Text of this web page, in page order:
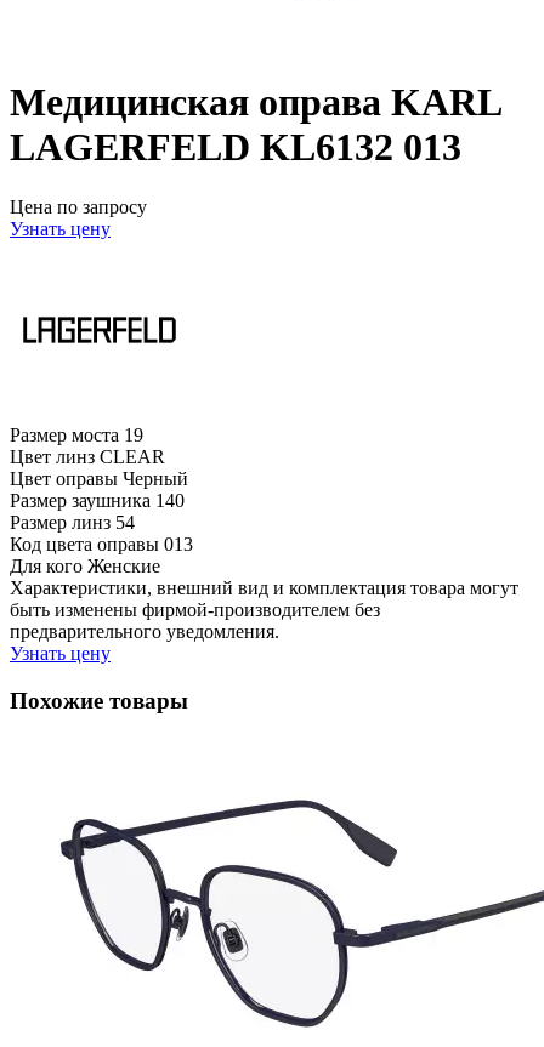
Медицинская оправа KARL
LAGERFELD KL6132 013
Цена по запросу
Узнать цену
Размер моста 19
Цвет линз CLEAR
Цвет оправы Черный
Размер заушника 140
Размер линз 54
Код цвета оправы 013
Для кого Женские
Характеристики, внешний вид и комплектация товара могут
быть изменены фирмой-производителем без
предварительного уведомления.
Узнать цену
Похожие товары